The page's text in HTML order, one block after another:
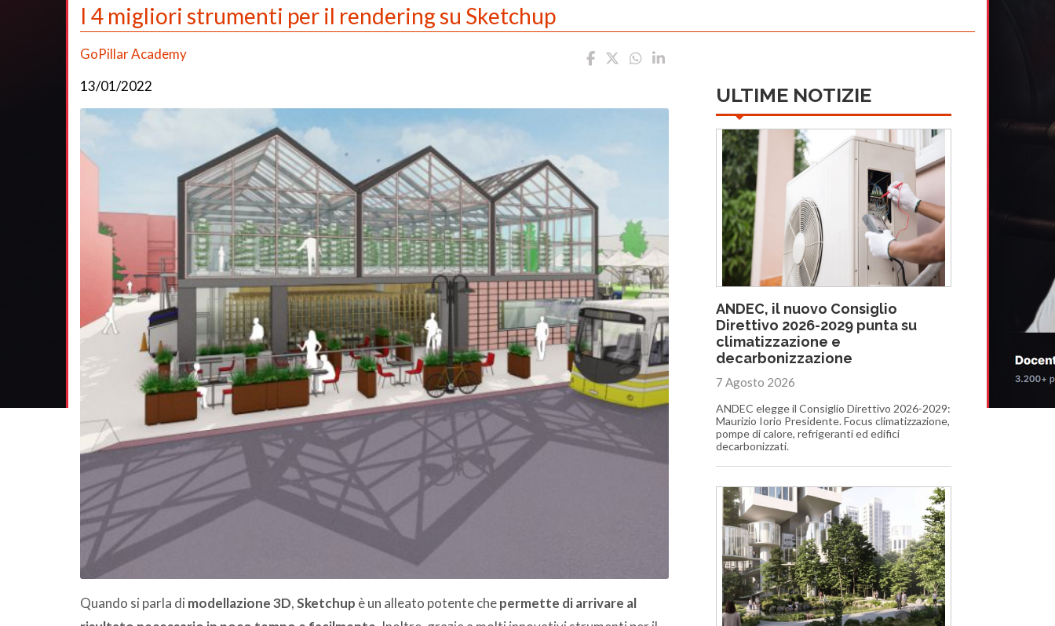
I 4 migliori strumenti per il rendering su Sketchup
GoPillar Academy
13/01/2022
Quando si parla di modellazione 3D,Sketchup è un alleato potente chepermette di arrivare al
ULTIME NOTIZIE
ANDEC, il nuovo Consiglio
Direttivo 2026-2029 punta su
climatizzazione e
decarbonizzazione
7 Agosto 2026
ANDEC elegge il Consiglio Direttivo 2026-2029:
Maurizio Iorio Presidente. Focus climatizzazione,
pompe di calore, refrigeranti ed edifici
decarbonizzati.